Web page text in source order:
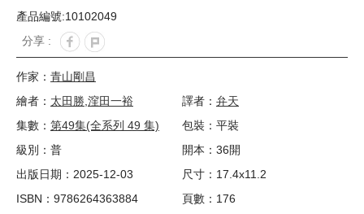
產品編號:10102049
分享 :
作家： 青山剛昌
繪者： 太田勝,漥田一裕 譯者： 弁天
集數： 第49集(全系列 49 集)
包裝：平裝
級別：普
開本：36開
出版日期：2025-12-03
尺寸：17.4x11.2
ISBN：9786264363884
頁數：176